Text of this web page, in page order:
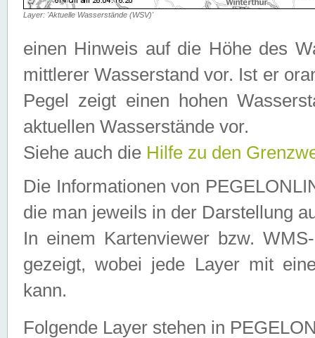
Layer: 'Aktuelle Wasserstände (WSV)'
einen Hinweis auf die Höhe des
mittlerer Wasserstand vor. Ist er
Pegel zeigt einen hohen
aktuellen Wasserstände vor.
Siehe auch die Hilfe zu den
Die Informationen von
die man jeweils in der Darstellung
In einem Kartenviewer bzw.
gezeigt, wobei jede Layer mit
kann.
Folgende Layer stehen in